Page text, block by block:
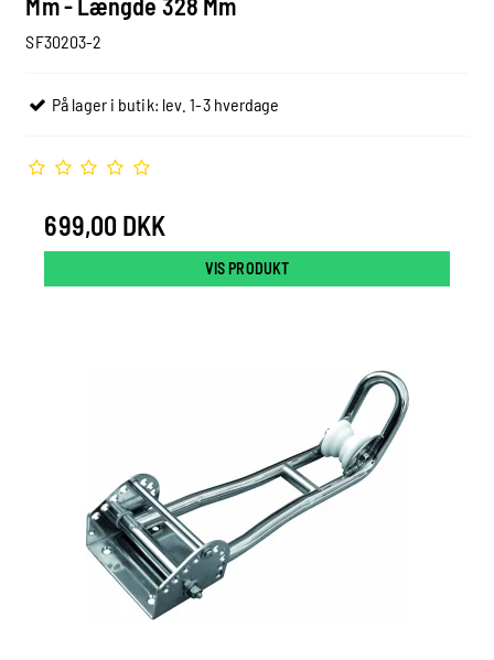
SF30203-2
På lager i butik: lev. 1-3 hverdage
699,00 DKK
VIS PRODUKT